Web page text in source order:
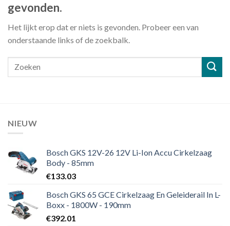
gevonden.
Het lijkt erop dat er niets is gevonden. Probeer een van
onderstaande links of de zoekbalk.
NIEUW
Bosch GKS 12V-26 12V Li-Ion Accu Cirkelzaag
Body - 85mm
€133.03
Bosch GKS 65 GCE Cirkelzaag En Geleiderail In L-
Boxx - 1800W - 190mm
€392.01